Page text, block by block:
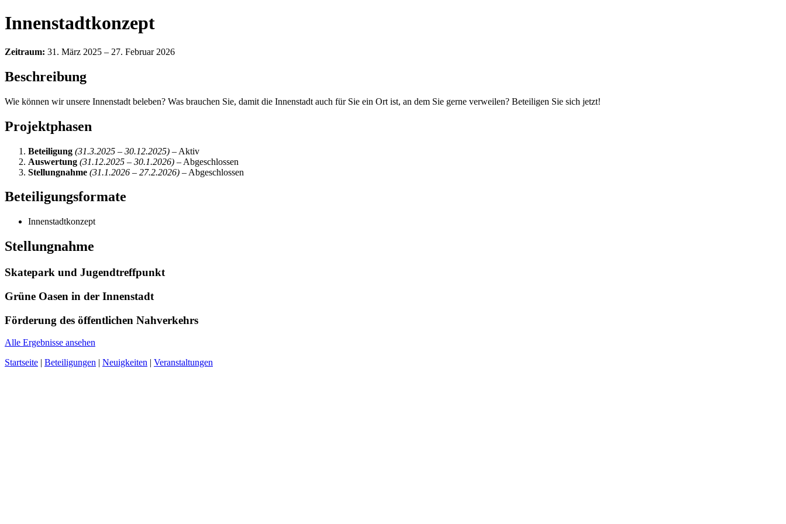
Innenstadtkonzept
Zeitraum: 31. März 2025 – 27. Februar 2026
Beschreibung
Wie können wir unsere Innenstadt beleben? Was brauchen Sie, damit die Innenstadt auch für Sie ein Ort ist, an dem Sie gerne verweilen? Beteiligen Sie sich jetzt!
Projektphasen
Beteiligung (31.3.2025 – 30.12.2025) – Aktiv
Auswertung (31.12.2025 – 30.1.2026) – Abgeschlossen
Stellungnahme (31.1.2026 – 27.2.2026) – Abgeschlossen
Beteiligungsformate
Innenstadtkonzept
Stellungnahme
Skatepark und Jugendtreffpunkt
Grüne Oasen in der Innenstadt
Förderung des öffentlichen Nahverkehrs
Alle Ergebnisse ansehen
Startseite | Beteiligungen | Neuigkeiten | Veranstaltungen